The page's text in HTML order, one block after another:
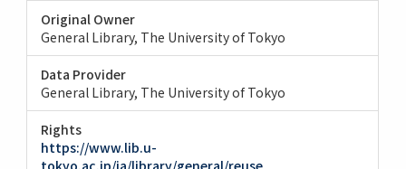
Original Owner
General Library, The University of Tokyo
Data Provider
General Library, The University of Tokyo
Rights
https://www.lib.u-
tokyo.ac.jp/ja/library/general/reuse